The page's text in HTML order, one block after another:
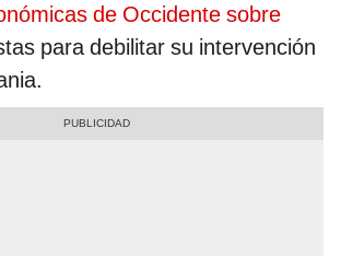
de Occidente sobre
para debilitar su intervención